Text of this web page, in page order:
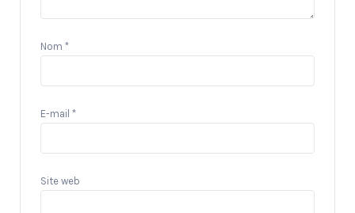
Nom *
E-mail *
Site web